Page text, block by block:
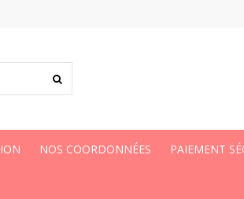
NOS COORDONNÉES PAIEMENT